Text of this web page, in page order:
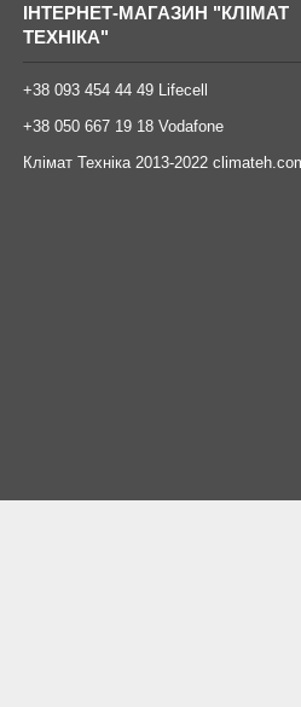
ІНТЕРНЕТ-МАГАЗИН "КЛІМАТ
ТЕХНІКА"
+38 093 454 44 49 Lifecell
+38 050 667 19 18 Vodafone
Клімат Техніка 2013-2022